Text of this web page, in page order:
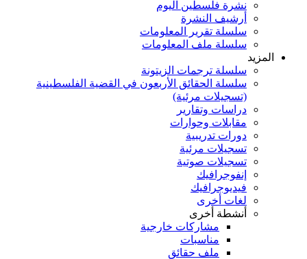
نشرة فلسطين اليوم
أرشيف النشرة
سلسلة تقرير المعلومات
سلسلة ملف المعلومات
المزيد
سلسلة ترجمات الزيتونة
سلسلة الحقائق الأربعون في القضية الفلسطينية
(تسجيلات مرئية)
دراسات وتقارير
مقابلات وحوارات
دورات تدريبية
تسجيلات مرئية
تسجيلات صوتية
إنفوجرافيك
فيديوجرافيك
لغات أخرى
أنشطة أخرى
مشاركات خارجية
مناسبات
ملف حقائق